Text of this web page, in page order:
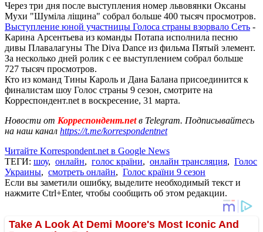
Через три дня после выступления номер львовянки Оксаны
Мухи "Шуміла ліщина" собрал больше 400 тысяч просмотров.
Выступление юной участницы Голоса страны взорвало Сеть -
Карина Арсентьева из команды Потапа исполнила песню
дивы Плавалагуны The Diva Dance из фильма Пятый элемент.
За несколько дней ролик с ее выступлением собрал больше
727 тысяч просмотров.
Кто из команд Тины Кароль и Дана Балана присоединится к
финалистам шоу Голос страны 9 сезон, смотрите на
Корреспондент.net в воскресение, 31 марта.
Новости от Корреспондент.netв Telegram. Подписывайтесь
на наш канал https://t.me/korrespondentnet
Читайте Korrespondent.net в Google News
ТЕГИ: шоу, онлайн, голос країни, онлайн трансляция, Голос
Украины, смотреть онлайн, Голос країни 9 сезон
Если вы заметили ошибку, выделите необходимый текст и
нажмите Ctrl+Enter, чтобы сообщить об этом редакции.